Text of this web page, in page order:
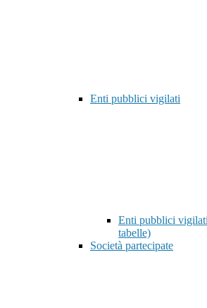
Enti pubblici vigilati
Enti pubblici
tabelle)
Società partecipate